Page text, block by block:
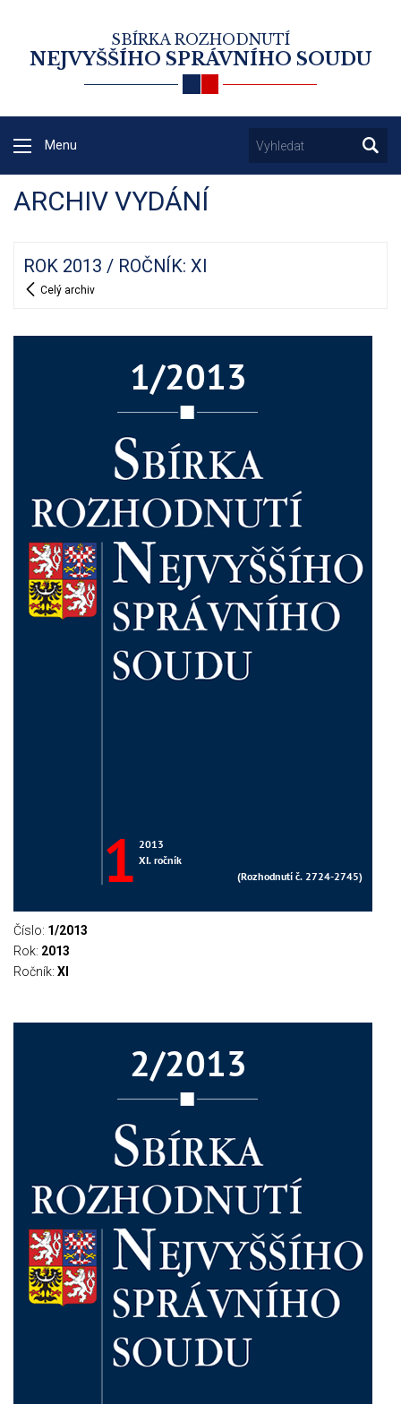
SBÍRKA ROZHODNUTÍ
NEJVYŠŠÍHO SPRÁVNÍHO SOUDU
Menu
ARCHIV VYDÁNÍ
ROK 2013 / ROČNÍK: XI
Celý archiv
Číslo: 1/2013
Rok: 2013
Ročník: XI